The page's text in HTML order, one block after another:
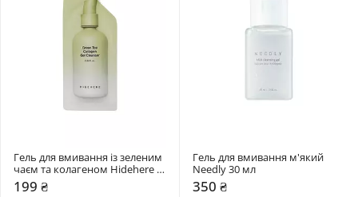
Гель для вмивання із зеленим
чаєм та колагеном Hidehere
25 мл
199 ₴
Гель для вмивання м'який
Needly 30 мл
350 ₴